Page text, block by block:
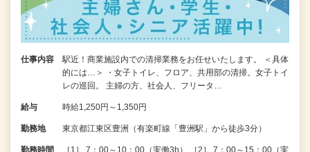
仕事内容
駅近！商業施設内での清掃業務をお任せいたします。 ＜具体
的には…＞ ・女子トイレ、フロア、共用部の清掃。女子トイ
レの巡回。 主婦の方、社会人、フリータ…
給与 時給1,250円～1,350円
勤務地 東京都江東区豊洲（有楽町線「豊洲駅」から徒歩3分）